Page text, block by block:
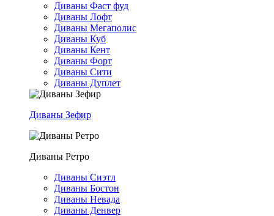
Диваны Фаст фуд
Диваны Лофт
Диваны Мегаполис
Диваны Куб
Диваны Кент
Диваны Форт
Диваны Сити
Диваны Дуплет
Диваны Зефир
Диваны Ретро
Диваны Сиэтл
Диваны Бостон
Диваны Невада
Диваны Денвер